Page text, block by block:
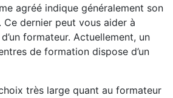
agréé indique généralement son
Ce dernier peut vous aider à
formateur. Actuellement, un
de formation dispose d’un
très large quant au formateur